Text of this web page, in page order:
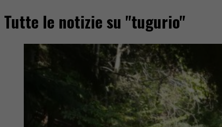
Tutte le notizie su "tugurio"